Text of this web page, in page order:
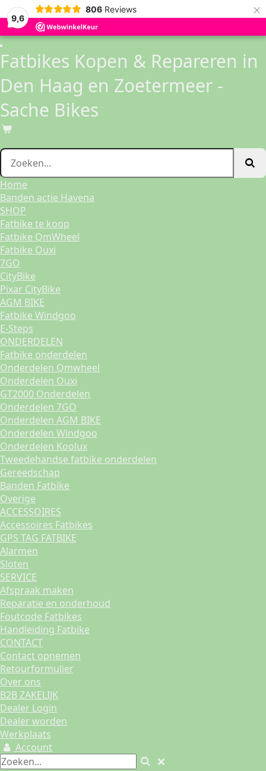
9,6
806 Reviews ×
Ga
direct
naar
hoofdinhoud
Fatbikes Kopen & Repareren in
Den Haag en Zoetermeer -
Sache Bikes
Home
Banden actie Havena
SHOP
Fatbike te koop
Fatbike QmWheel
Fatbike Ouxi
7GO
CityBike
Pixar CityBike
AGM BIKE
Fatbike Windgoo
E-Steps
ONDERDELEN
Fatbike onderdelen
Onderdelen Qmwheel
Onderdelen Ouxi
GT2000 Onderdelen
Onderdelen 7GO
Onderdelen AGM BIKE
Onderdelen Windgoo
Onderdelen Koolux
Tweedehandse fatbike onderdelen
Gereedschap
Banden Fatbike
Overige
ACCESSOIRES
Accessoires Fatbikes
GPS TAG FATBIKE
Alarmen
Sloten
SERVICE
Afspraak maken
Reparatie en onderhoud
Foutcode Fatbikes
Handleiding Fatbike
CONTACT
Contact opnemen
Retourformulier
Over ons
B2B ZAKELIJK
Dealer Login
Dealer worden
Werkplaats
Account